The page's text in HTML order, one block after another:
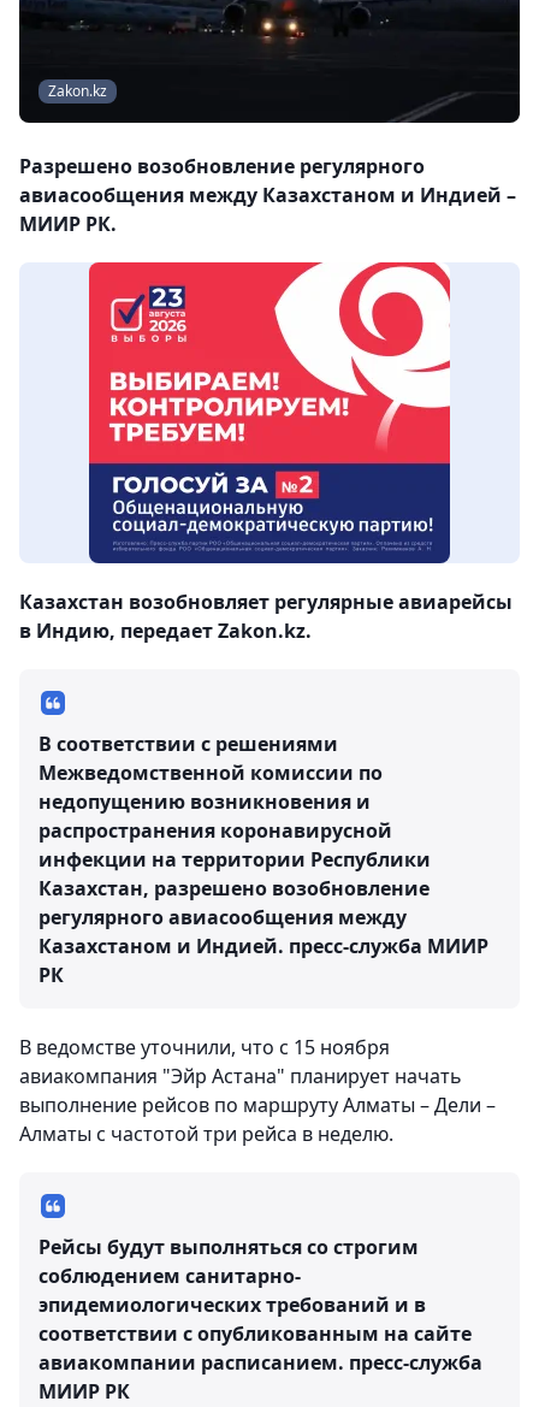
Zakon.kz
Разрешено возобновление регулярного
авиасообщения между Казахстаном и Индией –
МИИР РК.
Казахстан возобновляет регулярные авиарейсы
в Индию, передает Zakon.kz.
В соответствии с решениями
Межведомственной комиссии по
недопущению возникновения и
распространения коронавирусной
инфекции на территории Республики
Казахстан, разрешено возобновление
регулярного авиасообщения между
Казахстаном и Индией. пресс-служба МИИР
РК
В ведомстве уточнили, что с 15 ноября
авиакомпания "Эйр Астана" планирует начать
выполнение рейсов по маршруту Алматы – Дели –
Алматы с частотой три рейса в неделю.
Рейсы будут выполняться со строгим
соблюдением санитарно-
эпидемиологических требований и в
соответствии с опубликованным на сайте
авиакомпании расписанием. пресс-служба
МИИР РК